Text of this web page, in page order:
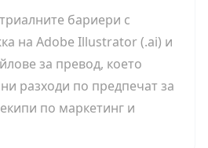
бариери с
на Adobe Illustrator (.ai) и
за превод, което
разходи по предпечат за
по маркетинг и